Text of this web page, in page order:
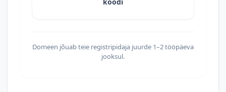
Domeen jõuab teie registripidaja juurde 1–2 tööpäeva
jooksul.